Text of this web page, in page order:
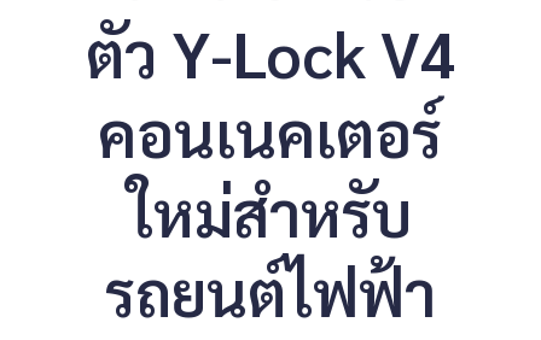
ตัว Y-Lock V4
คอนเนคเตอร์
ใหม่สำหรับ
รถยนต์ไฟฟ้า